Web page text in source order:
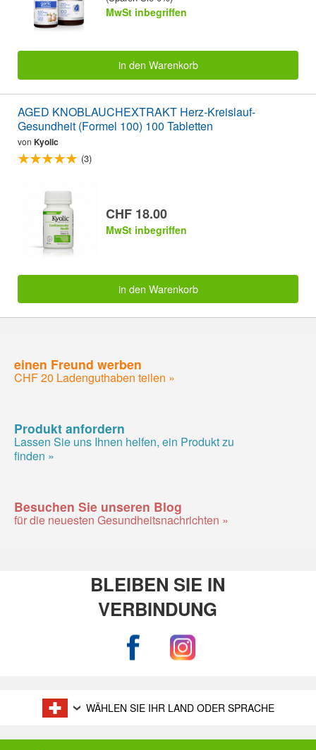
MwSt inbegriffen
in den Warenkorb
AGED KNOBLAUCHEXTRAKT Herz-Kreislauf-
Gesundheit (Formel 100) 100 Tabletten
von Kyolic
(3)
CHF 18.00
MwSt inbegriffen
in den Warenkorb
einen Freund werben
CHF 20 Ladenguthaben teilen »
Produkt anfordern
Lassen Sie uns Ihnen helfen, ein Produkt zu
finden »
Besuchen Sie unseren Blog
für die neuesten Gesundheitsnachrichten »
BLEIBEN SIE IN
VERBINDUNG
WÄHLEN SIE IHR LAND ODER SPRACHE